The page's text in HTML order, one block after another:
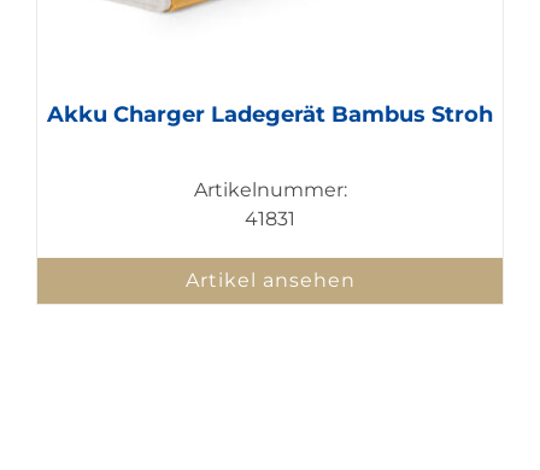
Akku Charger Ladegerät Bambus Stroh
Artikelnummer:
41831
Artikel ansehen